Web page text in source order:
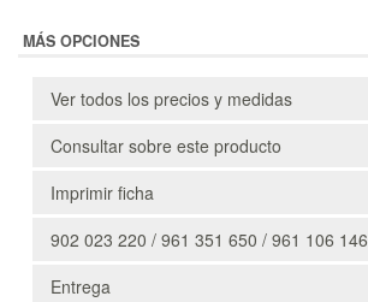
MÁS OPCIONES
Ver todos los precios y medidas
Consultar sobre este producto
Imprimir ficha
902 023 220 / 961 351 650 / 961 106 146
Entrega